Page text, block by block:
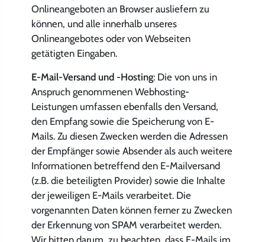
Onlineangeboten an Browser ausliefern zu
können, und alle innerhalb unseres
Onlineangebotes oder von Webseiten
getätigten Eingaben.
E-Mail-Versand und -Hosting: Die von uns in
Anspruch genommenen Webhosting-
Leistungen umfassen ebenfalls den Versand,
den Empfang sowie die Speicherung von E-
Mails. Zu diesen Zwecken werden die Adressen
der Empfänger sowie Absender als auch weitere
Informationen betreffend den E-Mailversand
(z.B. die beteiligten Provider) sowie die Inhalte
der jeweiligen E-Mails verarbeitet. Die
vorgenannten Daten können ferner zu Zwecken
der Erkennung von SPAM verarbeitet werden.
Wir bitten darum, zu beachten, dass E-Mails im